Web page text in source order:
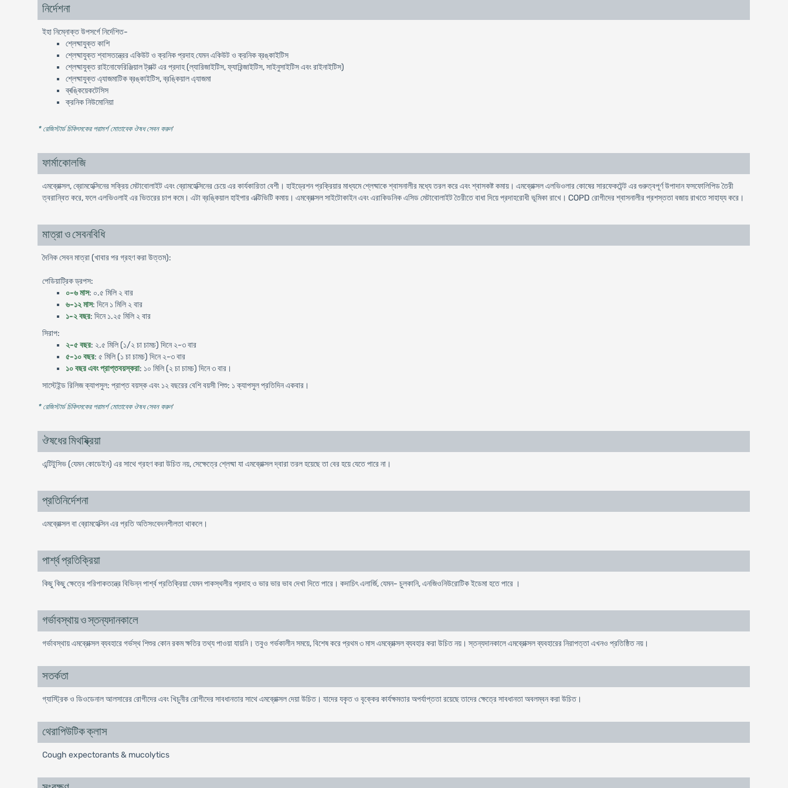
নির্দেশনা
ইহা নিম্নোক্ত উপসর্গে নির্দেশিত-
শ্লেষ্মাযুক্ত কাশি
শ্লেষ্মাযুক্ত শ্বাসতন্ত্রের একিউট ও ক্রনিক প্রদাহ যেমন একিউট ও ক্রনিক ব্রঙ্কাইটিস
শ্লেষ্মাযুক্ত রাইনোফেরিঞ্জিয়াল ট্রাক্ট এর প্রদাহ (ল্যারিজাইটিস, ফ্যারিন্জাইটিস, সাইনুসাইটিস এবং রাইনাইটিস)
শ্লেষ্মাযুক্ত এ্যাজমাটিক ব্রঙ্কাইটিস, ব্রঙ্কিয়াল এ্যাজমা
ব্ৰঙ্কিয়েকটেসিস
ক্রনিক নিউমোনিয়া
* রেজিস্টার্ড চিকিৎসকের পরামর্শ মোতাবেক ঔষধ সেবন করুন'
ফার্মাকোলজি
এমব্রোক্সল, ব্রোমহেক্সিনের সক্রিয় মেটাবোলাইট এবং ব্রোমহেক্সিনের চেয়ে এর কার্যকারিতা বেশী। হাইড্রেশন প্রক্রিয়ার মাধ্যমে শ্লেষ্মাকে শ্বাসনালীর মধ্যে তরল করে এবং শ্বাসকষ্ট কমায়। এমব্রোক্সল এলভিওলার কোষের সারফেকটেন্ট এর গুরুত্বপূর্ণ উপাদান ফসফোলিপিড তৈরী
ত্বরান্বিত করে, ফলে এলভিওলাই এর ভিতরের চাপ কমে। এটা ব্রঙ্কিয়াল হাইপার এক্টিভিটি কমায়। এমব্রোক্সল সাইটোকাইন এবং এরাকিডনিক এসিড মেটাবোলাইট তৈরীতে বাধা দিয়ে প্রদাহরোধী ভূমিকা রাখে। COPD রোগীদের শ্বাসনালীর প্রশস্ততা বজায় রাখতে সাহায্য করে।
মাত্রা ও সেবনবিধি
দৈনিক সেবন মাত্রা (খাবার পর গ্রহণ করা উত্তম):
পেডিয়াট্রিক ড্রপস:
০-৬ মাস: ০.৫ মিলি ২ বার
৬-১২ মাস: দিনে ১ মিলি ২ বার
১-২ বছর: দিনে ১.২৫ মিলি ২ বার
সিরাপ:
২-৫ বছর: ২.৫ মিলি (১/২ চা চামচ) দিনে ২-৩ বার
৫-১০ বছর: ৫ মিলি (১ চা চামচ) দিনে ২-৩ বার
১০ বছর এবং প্রাপ্তবয়স্করা: ১০ মিলি (২ চা চামচ) দিনে ৩ বার।
সাস্টেইন্ড রিলিজ ক্যাপসুল: প্রাপ্ত বয়স্ক এবং ১২ বছরের বেশি বয়সী শিশু: ১ ক্যাপসুল প্রতিদিন একবার।
* রেজিস্টার্ড চিকিৎসকের পরামর্শ মোতাবেক ঔষধ সেবন করুন'
ঔষধের মিথষ্ক্রিয়া
এন্টিটুসিভ (যেমন কোডেইন) এর সাথে গ্রহণ করা উচিত নয়, সেক্ষেত্রে শ্লেষ্মা যা এমব্রোক্সল দ্বারা তরল হয়েছে তা বের হয়ে যেতে পারে না।
প্রতিনির্দেশনা
এমব্রোক্সল বা ব্রোমহেক্সিন এর প্রতি অতিসংবেদনশীলতা থাকলে।
পার্শ্ব প্রতিক্রিয়া
কিছু কিছু ক্ষেত্রে পরিপাকতন্ত্রে বিভিন্ন পার্শ্ব প্রতিক্রিয়া যেমন পাকস্থলীর প্রদাহ ও ভার ভার ভাব দেখা দিতে পারে। কদাচিৎ এলার্জি, যেমন- চুলকানি, এনজিওনিউরোটিক ইডেমা হতে পারে ।
গর্ভাবস্থায় ও স্তন্যদানকালে
গর্ভাবস্থায় এমব্রোক্সল ব্যবহারে গর্ভস্থ শিশুর কোন রকম ক্ষতির তথ্য পাওয়া যায়নি। তবুও গর্ভকালীন সময়ে, বিশেষ করে প্রথম ৩ মাস এমব্রোক্সল ব্যবহার করা উচিত নয়। স্তন্যদানকালে এমব্রোক্সল ব্যবহারের নিরাপত্তা এখনও প্রতিষ্ঠিত নয়।
সতর্কতা
গ্যাস্ট্রিক ও ডিওডেনাল আলসারের রোগীদের এবং খিচুনীর রোগীদের সাবধানতার সাথে এমব্রোক্সল দেয়া উচিত। যাদের যকৃত ও বৃক্কের কার্যক্ষমতার অপর্যাপ্ততা রয়েছে তাদের ক্ষেত্রে সাবধানতা অবলম্বন করা উচিত।
থেরাপিউটিক ক্লাস
Cough expectorants & mucolytics